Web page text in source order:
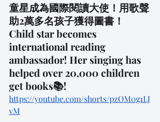
童星成為國際閱讀大使！用歌聲
助2萬多名孩子獲得圖書！
Child star becomes
international reading
ambassador! Her singing has
helped over 20,000 children
get books📚!
https://youtube.com/shorts/pzOM0g1LJ
vM